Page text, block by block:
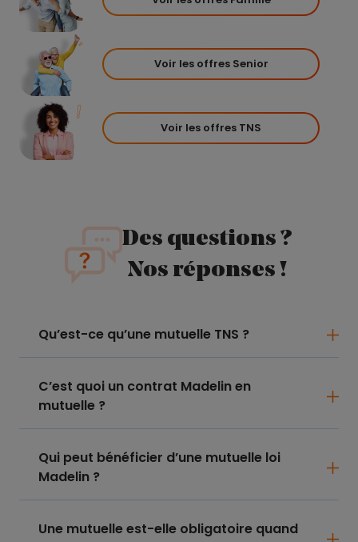
Voir les offres Senior
Voir les offres TNS
Des questions ?
Nos réponses !
Qu’est-ce qu’une mutuelle TNS ?
C’est quoi un contrat Madelin en
mutuelle ?
Qui peut bénéficier d’une mutuelle loi
Madelin ?
Une mutuelle est-elle obligatoire quand